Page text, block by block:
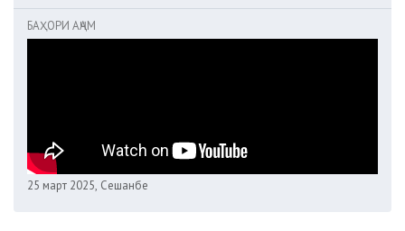
БАҲОРИ АҶАМ
25 март 2025, Сешанбе